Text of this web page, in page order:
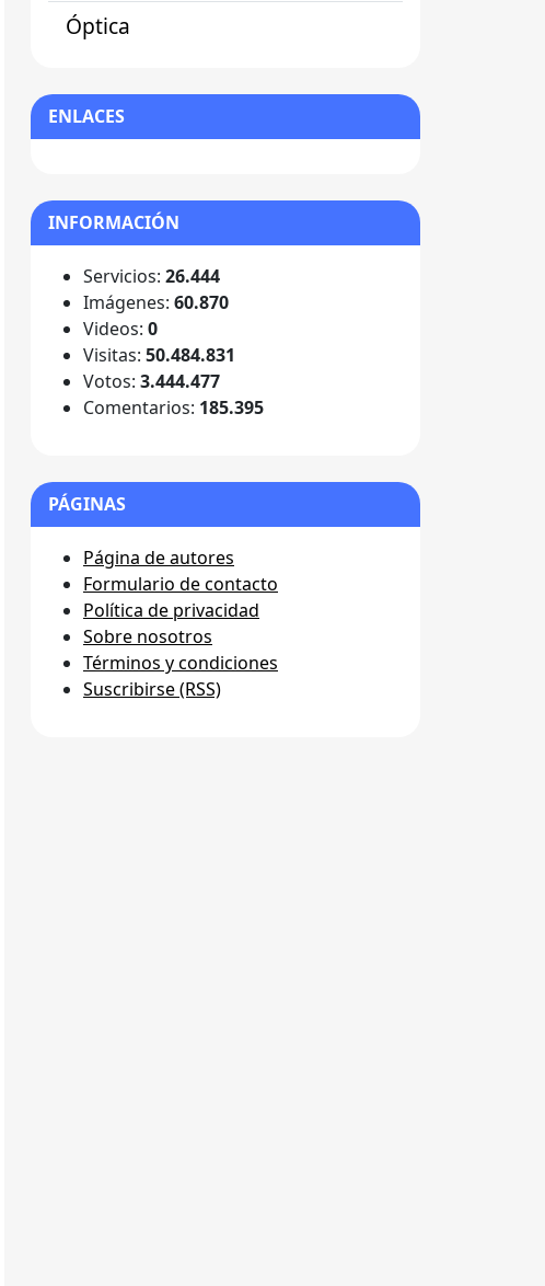
Óptica
ENLACES
INFORMACIÓN
Servicios: 26.444
Imágenes: 60.870
Videos: 0
Visitas: 50.484.831
Votos: 3.444.477
Comentarios: 185.395
PÁGINAS
Página de autores
Formulario de contacto
Política de privacidad
Sobre nosotros
Términos y condiciones
Suscribirse (RSS)